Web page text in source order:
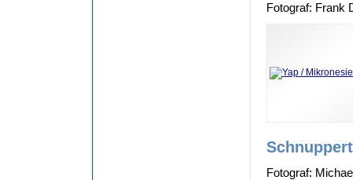
Fotograf: Frank
Fotograf: